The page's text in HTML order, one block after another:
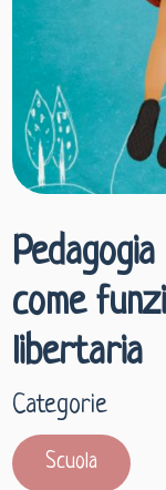
come
libertaria
Categorie
Scuola